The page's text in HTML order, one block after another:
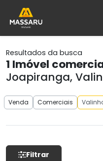
Resultados da busca
1 Imóvel
Joapiranga,
Venda Comerciais
Filtrar